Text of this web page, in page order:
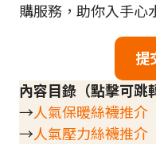
購服務，助你入手心
提
內容目錄（點擊可跳
→人氣保暖絲襪推介
→人氣壓力絲襪推介